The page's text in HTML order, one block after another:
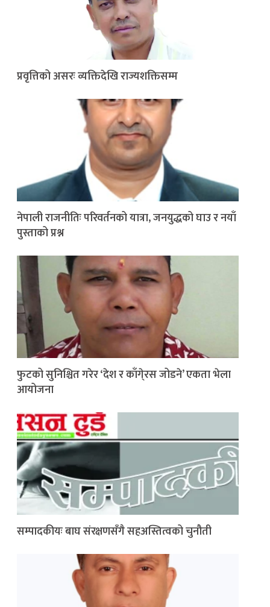
प्रवृत्तिको असरः व्यक्तिदेखि राज्यशक्तिसम्म
नेपाली राजनीतिः परिवर्तनको यात्रा, जनयुद्धको घाउ र नयाँ
पुस्ताको प्रश्न
फुटको सुनिश्चित गरेर ‘देश र काँगे्रस जोडने’ एकता भेला
आयोजना
सम्पादकीयः बाघ संरक्षणसँगै सहअस्तित्वको चुनौती